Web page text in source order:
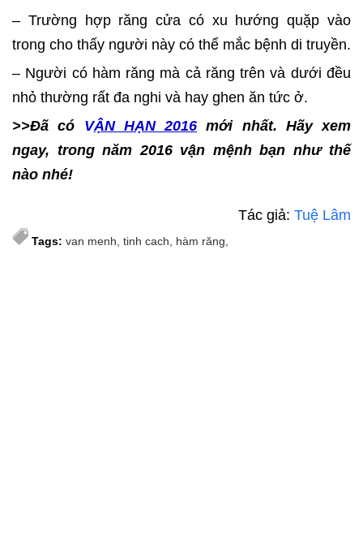
– Trường hợp răng cửa có xu hướng quặp vào
trong cho thấy người này có thể mắc bệnh di truyền.
– Người có hàm răng mà cả răng trên và dưới đều
nhỏ thường rất đa nghi và hay ghen ăn tức ở.
>>Đã có VẬN HẠN 2016 mới nhất. Hãy xem
ngay, trong năm 2016 vận mệnh bạn như thế
nào nhé!
Tác giả: Tuệ Lâm
Tags: van menh tinh cach hàm răng